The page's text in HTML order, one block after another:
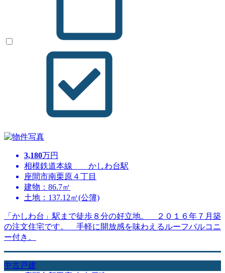
3,180万円
相模鉄道本線 かしわ台駅
座間市南栗原４丁目
建物：86.7㎡
土地：137.12㎡(公簿)
「かしわ台」駅まで徒歩８分の好立地。 ２０１６年７月築
の注文住宅です。 手軽に開放感を味わえるルーフバルコニ
ー付き。
中古戸建